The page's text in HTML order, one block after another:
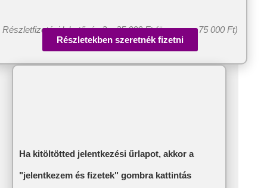
Részletfizetési lehetőség 3 x 25 000 Ft (összesen 75 000 Ft)
Részletekben szeretnék fizetni
Ha kitöltötted jelentkezési űrlapot, akkor a
"jelentkezem és fizetek" gombra kattintás